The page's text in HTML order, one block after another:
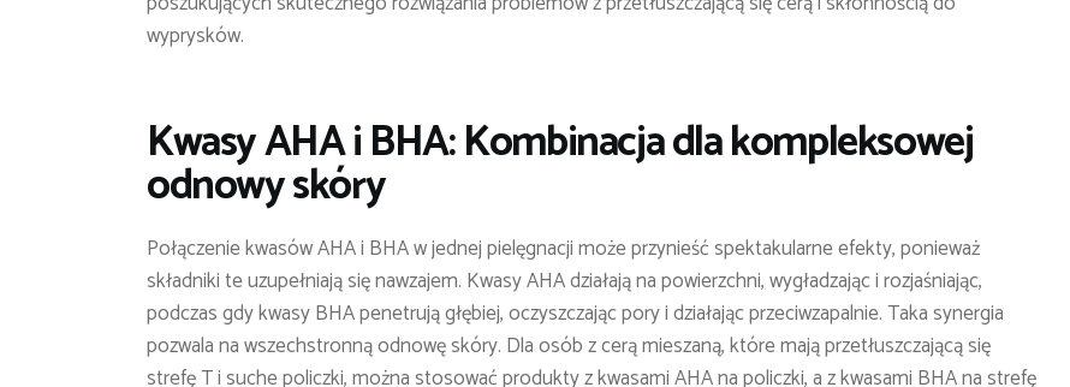
wyprysków.
Kwasy AHA i BHA: Kombinacja dla kompleksowej
odnowy skóry
Połączenie kwasów AHA i BHA w jednej pielęgnacji może przynieść spektakularne efekty, ponieważ
składniki te uzupełniają się nawzajem. Kwasy AHA działają na powierzchni, wygładzając i rozjaśniając,
podczas gdy kwasy BHA penetrują głębiej, oczyszczając pory i działając przeciwzapalnie. Taka synergia
pozwala na wszechstronną odnowę skóry. Dla osób z cerą mieszaną, które mają przetłuszczającą się
strefę T i suche policzki, można stosować produkty z kwasami AHA na policzki, a z kwasami BHA na strefę